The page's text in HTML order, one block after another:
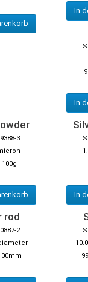
In
In
3
100g
In
rod
2